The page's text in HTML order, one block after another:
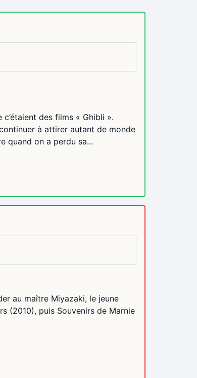
des films « Ghibli ».
à attirer autant de monde
quand on a perdu sa...
au maître Miyazaki, le jeune
(2010), puis Souvenirs de Marnie